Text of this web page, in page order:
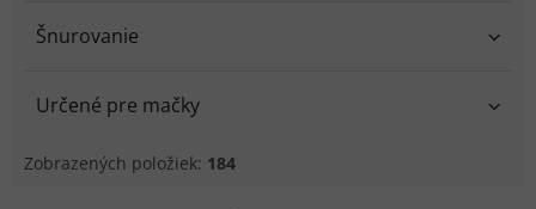
Šnurovanie
Určené pre mačky
Zobrazených položiek: 184